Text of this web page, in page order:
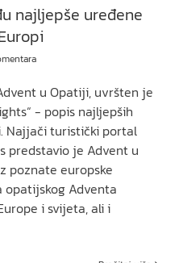
najljepše uređene
u Opatiji, uvršten je
- popis najljepših
Najjači turistički portal
predstavio je Advent u
poznate europske
opatijskog Adventa
i svijeta, ali i